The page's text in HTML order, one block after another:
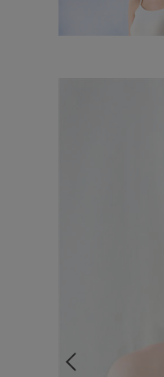
カテゴリから探す